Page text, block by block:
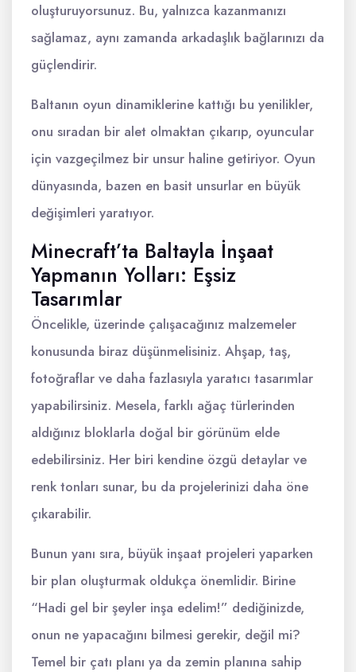
oluşturuyorsunuz. Bu, yalnızca kazanmanızı
sağlamaz, aynı zamanda arkadaşlık bağlarınızı da
güçlendirir.
Baltanın oyun dinamiklerine kattığı bu yenilikler,
onu sıradan bir alet olmaktan çıkarıp, oyuncular
için vazgeçilmez bir unsur haline getiriyor. Oyun
dünyasında, bazen en basit unsurlar en büyük
değişimleri yaratıyor.
Minecraft’ta Baltayla İnşaat
Yapmanın Yolları: Eşsiz
Tasarımlar
Öncelikle, üzerinde çalışacağınız malzemeler
konusunda biraz düşünmelisiniz. Ahşap, taş,
fotoğraflar ve daha fazlasıyla yaratıcı tasarımlar
yapabilirsiniz. Mesela, farklı ağaç türlerinden
aldığınız bloklarla doğal bir görünüm elde
edebilirsiniz. Her biri kendine özgü detaylar ve
renk tonları sunar, bu da projelerinizi daha öne
çıkarabilir.
Bunun yanı sıra, büyük inşaat projeleri yaparken
bir plan oluşturmak oldukça önemlidir. Birine
“Hadi gel bir şeyler inşa edelim!” dediğinizde,
onun ne yapacağını bilmesi gerekir, değil mi?
Temel bir çatı planı ya da zemin planına sahip